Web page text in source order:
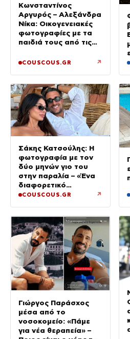
Κωνσταντίνος
Αργυρός – Αλεξάνδρα
Νίκα: Οικογενειακές
φωτογραφίες με τα
παιδιά τους από τις
σκάφος
COUSCOUS.GR ↗
Σάκης Κατσούλης: Η
φωτογραφία με τον
δύο μηνών γιο του
στην παραλία – «Ένα
διαφορετικό
καλοκαίρι»
COUSCOUS.GR ↗
Γιώργος Παράσχος
μέσα από το
νοσοκομείο: «Πάμε
για νέα θεραπεία» –